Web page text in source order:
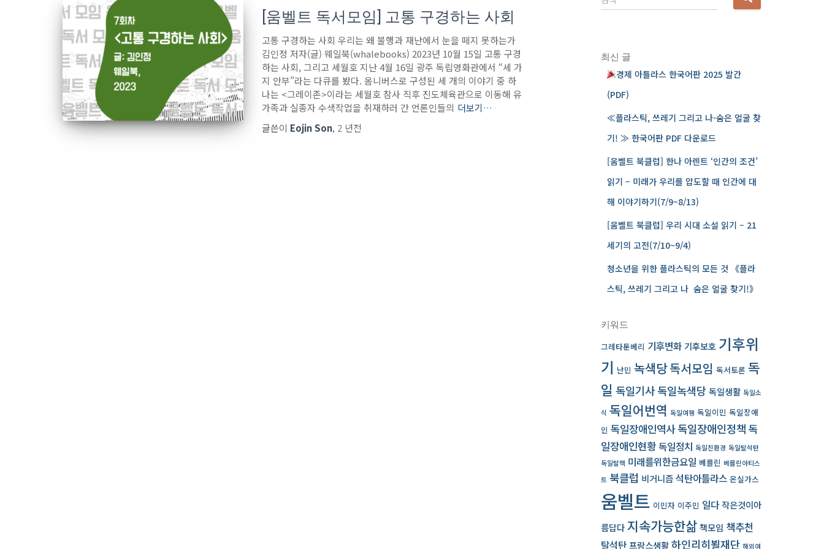
[움벨트 독서모임] 고통 구경하는 사회
고통 구경하는 사회 우리는 왜 불행과 재난에서 눈을 떼지 못하는가
김인정 저자(글) 웨일북(whalebooks) 2023년 10월 15일 고통 구경
하는 사회, 그리고 세월호 지난 4월 16일 광주 독립영화관에서 “세 가
지 안부”라는 다큐를 봤다. 옴니버스로 구성된 세 개의 이야기 중 하
나는 <그레이존>이라는 세월호 참사 직후 진도체육관으로 이동해 유
가족과 실종자 수색작업을 취재하러 간 언론인들의 더보기…
글쓴이 Eojin Son, 2 년전
음
최신 글
경제 아틀라스 한국어판 2025 발간
(PDF)
≪플라스틱, 쓰레기 그리고 나-숨은 얼굴 찾
기! ≫ 한국어판 PDF 다운로드
[움벨트 북클럽] 한나 아렌트 ‘인간의 조건’
읽기 – 미래가 우리를 압도할 때 인간에 대
해 이야기하기(7/9~8/13)
[움벨트 북클럽] 우리 시대 소설 읽기 – 21
세기의 고전(7/10~9/4)
청소년을 위한 플라스틱의 모든 것 《플라
스틱, 쓰레기 그리고 나 ­ 숨은 얼굴 찾기!》
키워드
그레타툰베리 기후변화 기후보호 기후위
기 난민 녹색당독서모임 독서토론 독
일 독일기사독일녹색당 독일생활 독일소
식 독일어번역 독일여행 독일이민 독일장애
인 독일장애인역사독일장애인정책 독
일장애인현황독일정치 독일친환경 독일탈석탄
독일탈핵 미래를위한금요일 베를린 베를린아티스
트 북클럽 비거니즘 석탄아틀라스 온실가스
움벨트 이민자 이주민 일다 작은것이아
름답다 지속가능한삶 책모임 책추천
탈석탄 프랑스생활 하인리히뵐재단 해외여